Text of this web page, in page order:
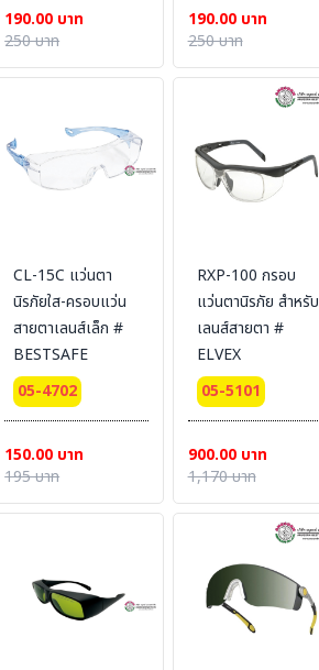
190.00 บาท
250 บาท
190.00 บาท
250 บาท
CL-15C แว่นตา
นิรภัยใส-ครอบแว่น
สายตาเลนส์เล็ก #
BESTSAFE
05-4702
150.00 บาท
195 บาท
RXP-100 กรอบ
แว่นตานิรภัย สำหรับ
เลนส์สายตา #
ELVEX
05-5101
900.00 บาท
1,170 บาท